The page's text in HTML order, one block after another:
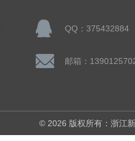
QQ：375432884
© 2026 版权所有：浙江